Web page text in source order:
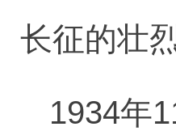
长征的壮
1934年